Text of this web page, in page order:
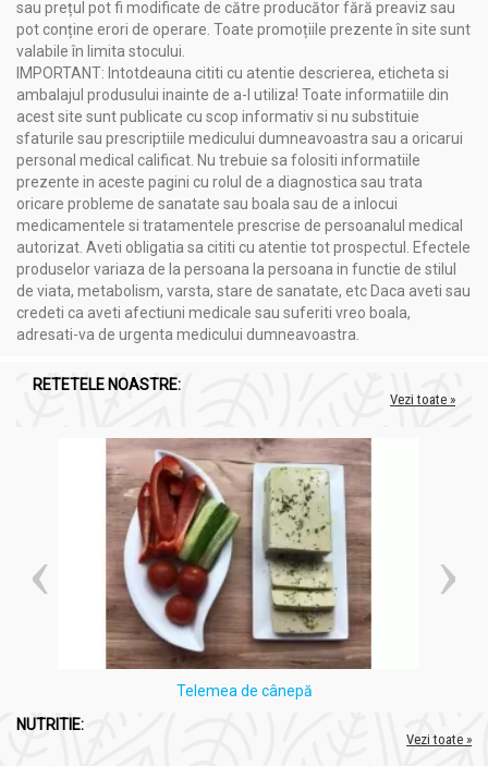
sau prețul pot fi modificate de către producător fără preaviz sau
pot conține erori de operare. Toate promoțiile prezente în site sunt
valabile în limita stocului.
IMPORTANT: Intotdeauna cititi cu atentie descrierea, eticheta si
ambalajul produsului inainte de a-l utiliza! Toate informatiile din
acest site sunt publicate cu scop informativ si nu substituie
sfaturile sau prescriptiile medicului dumneavoastra sau a oricarui
personal medical calificat. Nu trebuie sa folositi informatiile
prezente in aceste pagini cu rolul de a diagnostica sau trata
oricare probleme de sanatate sau boala sau de a inlocui
medicamentele si tratamentele prescrise de persoanalul medical
autorizat. Aveti obligatia sa cititi cu atentie tot prospectul. Efectele
produselor variaza de la persoana la persoana in functie de stilul
de viata, metabolism, varsta, stare de sanatate, etc Daca aveti sau
credeti ca aveti afectiuni medicale sau suferiti vreo boala,
adresati-va de urgenta medicului dumneavoastra.
RETETELE NOASTRE:
Vezi toate »
Telemea de cânepă
NUTRITIE:
Vezi toate »